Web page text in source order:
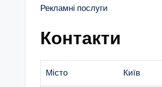
Рекламні послуги
Контакти
Місто Київ